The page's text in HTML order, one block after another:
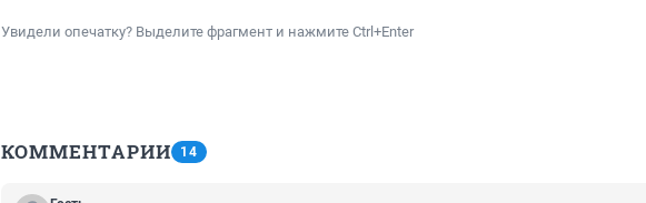
Увидели опечатку? Выделите фрагмент и нажмите Ctrl+Enter
КОММЕНТАРИИ 14